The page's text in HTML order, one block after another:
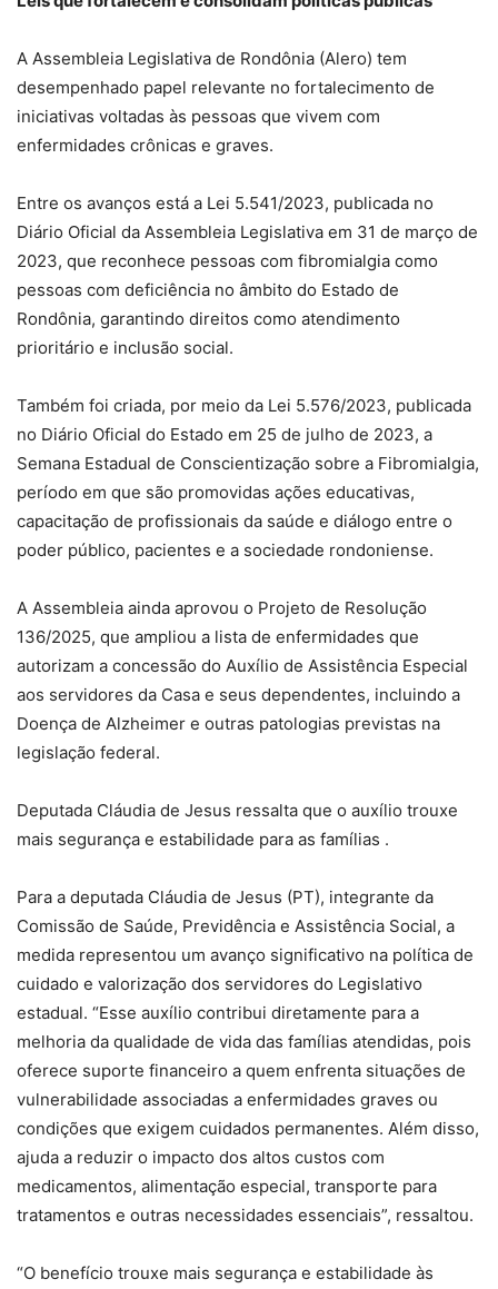
A Assembleia Legislativa de Rondônia (Alero) tem
desempenhado papel relevante no fortalecimento de
iniciativas voltadas às pessoas que vivem com
enfermidades crônicas e graves.
Entre os avanços está a Lei 5.541/2023, publicada no
Diário Oficial da Assembleia Legislativa em 31 de março de
2023, que reconhece pessoas com fibromialgia como
pessoas com deficiência no âmbito do Estado de
Rondônia, garantindo direitos como atendimento
prioritário e inclusão social.
Também foi criada, por meio da Lei 5.576/2023, publicada
no Diário Oficial do Estado em 25 de julho de 2023, a
Semana Estadual de Conscientização sobre a Fibromialgia,
período em que são promovidas ações educativas,
capacitação de profissionais da saúde e diálogo entre o
poder público, pacientes e a sociedade rondoniense.
A Assembleia ainda aprovou o Projeto de Resolução
136/2025, que ampliou a lista de enfermidades que
autorizam a concessão do Auxílio de Assistência Especial
aos servidores da Casa e seus dependentes, incluindo a
Doença de Alzheimer e outras patologias previstas na
legislação federal.
Deputada Cláudia de Jesus ressalta que o auxílio trouxe
mais segurança e estabilidade para as famílias .
Para a deputada Cláudia de Jesus (PT), integrante da
Comissão de Saúde, Previdência e Assistência Social, a
medida representou um avanço significativo na política de
cuidado e valorização dos servidores do Legislativo
estadual. “Esse auxílio contribui diretamente para a
melhoria da qualidade de vida das famílias atendidas, pois
oferece suporte financeiro a quem enfrenta situações de
vulnerabilidade associadas a enfermidades graves ou
condições que exigem cuidados permanentes. Além disso,
ajuda a reduzir o impacto dos altos custos com
medicamentos, alimentação especial, transporte para
tratamentos e outras necessidades essenciais”, ressaltou.
“O benefício trouxe mais segurança e estabilidade às